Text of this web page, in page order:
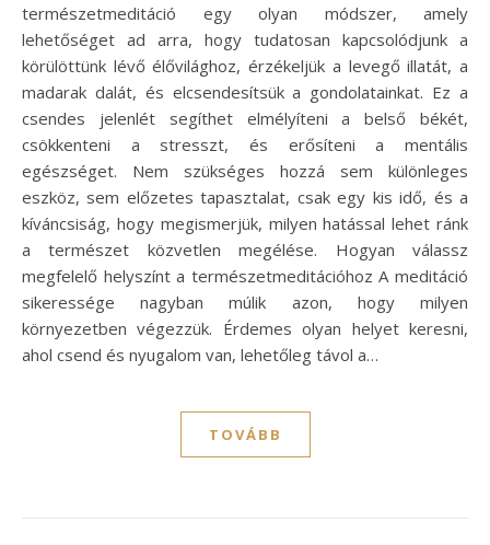
természetmeditáció egy olyan módszer, amely
lehetőséget ad arra, hogy tudatosan kapcsolódjunk a
körülöttünk lévő élővilághoz, érzékeljük a levegő illatát, a
madarak dalát, és elcsendesítsük a gondolatainkat. Ez a
csendes jelenlét segíthet elmélyíteni a belső békét,
csökkenteni a stresszt, és erősíteni a mentális
egészséget. Nem szükséges hozzá sem különleges
eszköz, sem előzetes tapasztalat, csak egy kis idő, és a
kíváncsiság, hogy megismerjük, milyen hatással lehet ránk
a természet közvetlen megélése. Hogyan válassz
megfelelő helyszínt a természetmeditációhoz A meditáció
sikeressége nagyban múlik azon, hogy milyen
környezetben végezzük. Érdemes olyan helyet keresni,
ahol csend és nyugalom van, lehetőleg távol a…
TOVÁBB